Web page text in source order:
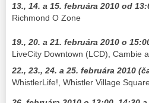
13., 14. a 15. februára 2010 od
Richmond O Zone
19., 20. a 21. februára 2010 o
LiveCity Downtown (LCD), Cambie
22., 23., 24. a 25. februára 2010
WhistlerLife!, Whistler Village Square